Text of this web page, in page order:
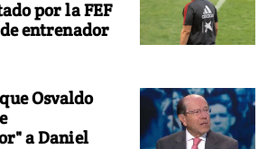
por la FEF
entrenador
Osvaldo
a Daniel